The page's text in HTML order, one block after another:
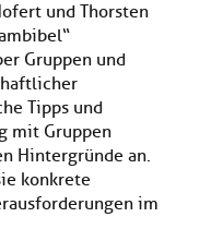
und Thorsten
Gruppen und
Tipps und
mit Gruppen
Hintergründe an.
konkrete
im